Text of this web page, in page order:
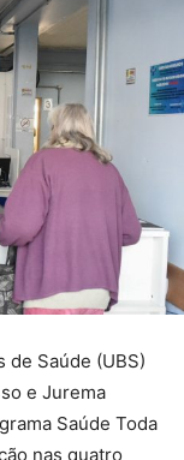
de Saúde (UBS)
e Jurema
Saúde Toda
nas quatro